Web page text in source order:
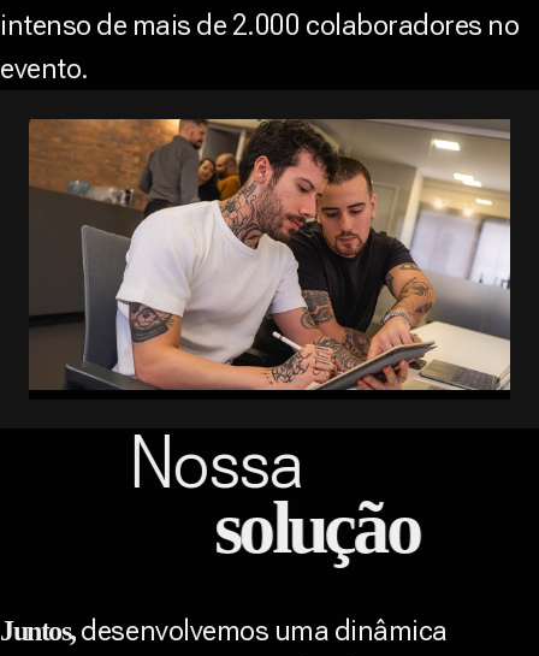
intenso de mais de 2.000 colaboradores no
evento.
Nossa
solução
Juntos,desenvolvemos uma dinâmica